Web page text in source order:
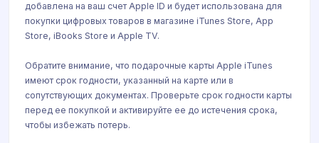
добавлена на ваш счет Apple ID и будет использована для
покупки цифровых товаров в магазине iTunes Store, App
Store, iBooks Store и Apple TV.
Обратите внимание, что подарочные карты Apple iTunes
имеют срок годности, указанный на карте или в
сопутствующих документах. Проверьте срок годности карты
перед ее покупкой и активируйте ее до истечения срока,
чтобы избежать потерь.